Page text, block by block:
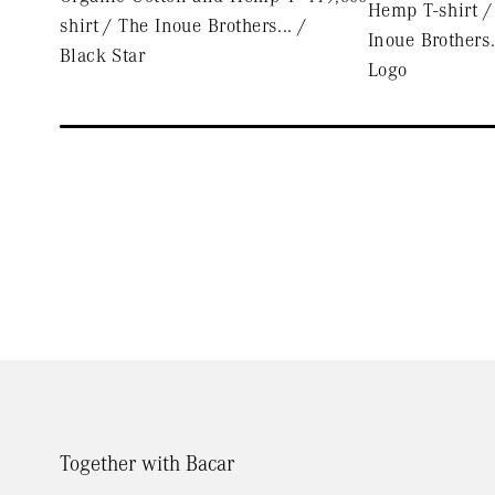
shirt / The Inoue Brothers... /
Black Star
Hemp T-shirt /
Inoue
Logo
Together with Bacar